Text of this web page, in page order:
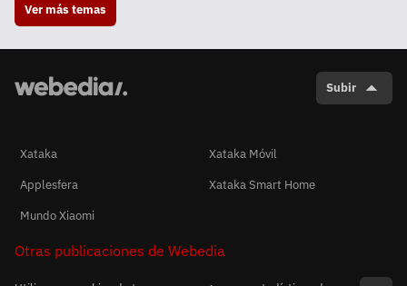
Ver más temas
Subir
Xataka
Xataka Móvil
Applesfera
Xataka Smart Home
Mundo Xiaomi
Otras publicaciones de Webedia